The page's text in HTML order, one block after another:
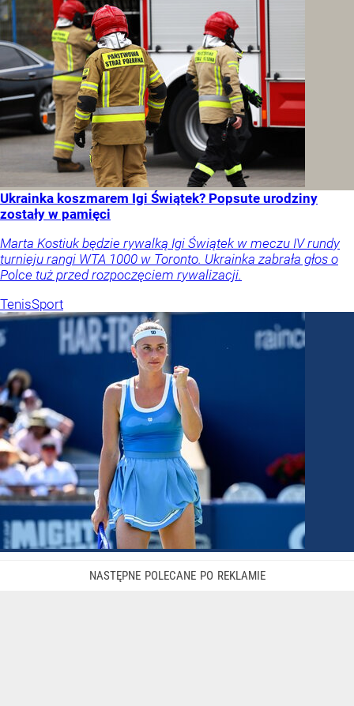
Ukrainka koszmarem Igi Świątek? Popsute urodziny
zostały w pamięci
Marta Kostiuk będzie rywalką Igi Świątek w meczu IV rundy
turnieju rangi WTA 1000 w Toronto. Ukrainka zabrała głos o
Polce tuż przed rozpoczęciem rywalizacji.
TenisSport